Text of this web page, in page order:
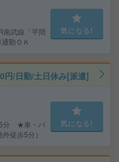
南武線「平間
勤ＯＫ
気になる!
円/日勤/土日休み[派遣]
分 ★車・バ
徒歩5分）
気になる!